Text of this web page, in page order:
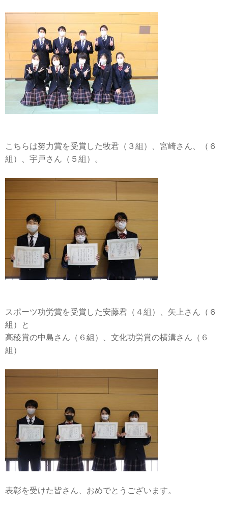
こちらは努力賞を受賞した牧君（３組）、宮崎さん、（６
組）、宇戸さん（５組）。
スポーツ功労賞を受賞した安藤君（４組）、矢上さん（６
組）と
高稜賞の中島さん（６組）、文化功労賞の横溝さん（６
組）
表彰を受けた皆さん、おめでとうございます。